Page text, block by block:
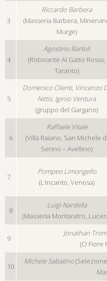
3
Riccardo Barbera
(Masseria Barbera,
Murge)
4
Agostino Bartoli
(Ristorante Al Gatto Rosso,
Taranto)
5
Domenico Cilenti, Vincenzo
Nittis, Iginio Ventura
(gruppo del Gargano)
6
Raffaele Vitale
(Villa Raiano, San Michele di
Serino – Avellino)
7
Pompeo Limongello
(L’incanto, Venosa)
8
Luigi Nardella
(Masseria Montaratro,
9
Jonathan
(O Fiore
10
Michele Sabatino